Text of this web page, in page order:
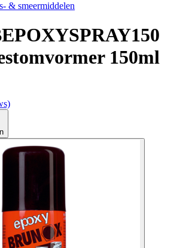
& smeermiddelen
150ml